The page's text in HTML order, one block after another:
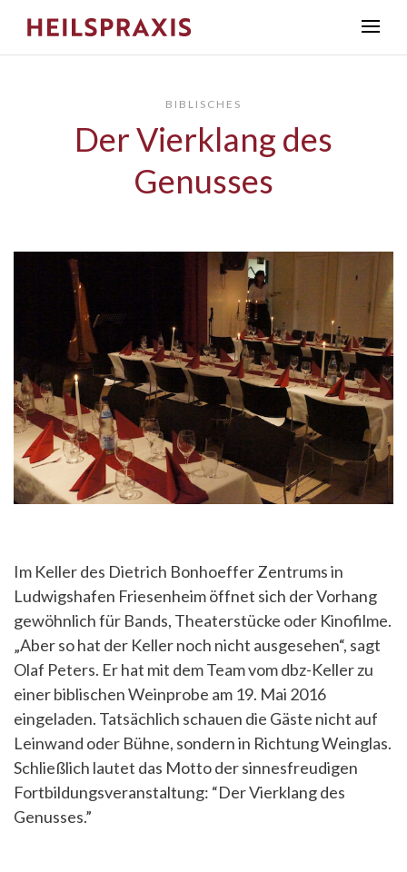
BIBLISCHES
Der Vierklang des
Genusses
Im Keller des Dietrich Bonhoeffer Zentrums in
Ludwigshafen Friesenheim öffnet sich der Vorhang
gewöhnlich für Bands, Theaterstücke oder Kinofilme.
„Aber so hat der Keller noch nicht ausgesehen“, sagt
Olaf Peters. Er hat mit dem Team vom dbz-Keller zu
einer biblischen Weinprobe am 19. Mai 2016
eingeladen. Tatsächlich schauen die Gäste nicht auf
Leinwand oder Bühne, sondern in Richtung Weinglas.
Schließlich lautet das Motto der sinnesfreudigen
Fortbildungsveranstaltung: “Der Vierklang des
Genusses.”